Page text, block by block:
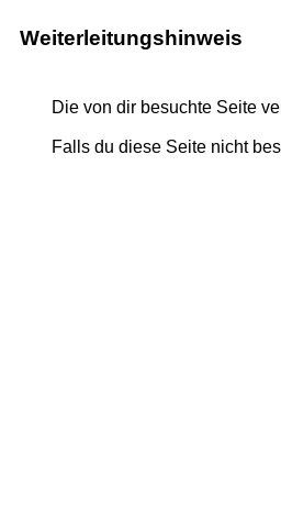
Weiterleitungshinweis
Die von dir besuchte Seite
Falls du diese Seite nicht